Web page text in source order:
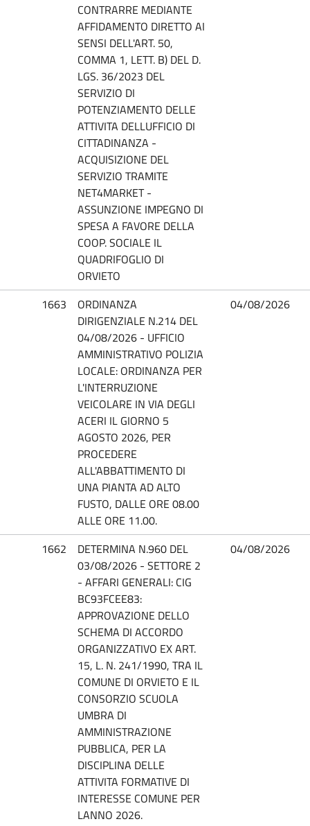
CONTRARRE MEDIANTE
AFFIDAMENTO DIRETTO AI
SENSI DELL'ART. 50,
COMMA 1, LETT. B) DEL D.
LGS. 36/2023 DEL
SERVIZIO DI
POTENZIAMENTO DELLE
ATTIVITA DELLUFFICIO DI
CITTADINANZA -
ACQUISIZIONE DEL
SERVIZIO TRAMITE
NET4MARKET -
ASSUNZIONE IMPEGNO DI
SPESA A FAVORE DELLA
COOP. SOCIALE IL
QUADRIFOGLIO DI
ORVIETO
1663
ORDINANZA
DIRIGENZIALE N.214 DEL
04/08/2026 - UFFICIO
AMMINISTRATIVO POLIZIA
LOCALE: ORDINANZA PER
L'INTERRUZIONE
VEICOLARE IN VIA DEGLI
ACERI IL GIORNO 5
AGOSTO 2026, PER
PROCEDERE
ALL'ABBATTIMENTO DI
UNA PIANTA AD ALTO
FUSTO, DALLE ORE 08.00
ALLE ORE 11.00.
04/08/2026
1662
DETERMINA N.960 DEL
03/08/2026 - SETTORE 2
- AFFARI GENERALI: CIG
BC93FCEE83:
APPROVAZIONE DELLO
SCHEMA DI ACCORDO
ORGANIZZATIVO EX ART.
15, L. N. 241/1990, TRA IL
COMUNE DI ORVIETO E IL
CONSORZIO SCUOLA
UMBRA DI
AMMINISTRAZIONE
PUBBLICA, PER LA
DISCIPLINA DELLE
ATTIVITA FORMATIVE DI
INTERESSE COMUNE PER
LANNO 2026.
04/08/2026